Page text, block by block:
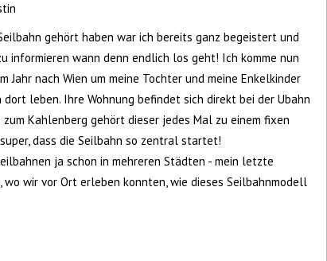
gehört haben war ich bereits ganz begeistert und
informieren wann denn endlich los geht! Ich komme nun
Jahr nach Wien um meine Tochter und meine Enkelkinder
dort leben. Ihre Wohnung befindet sich direkt bei der Ubahn
Kahlenberg gehört dieser jedes Mal zu einem fixen
dass die Seilbahn so zentral startet!
ja schon in mehreren Städten - mein letzte
wo wir vor Ort erleben konnten, wie dieses Seilbahnmodell